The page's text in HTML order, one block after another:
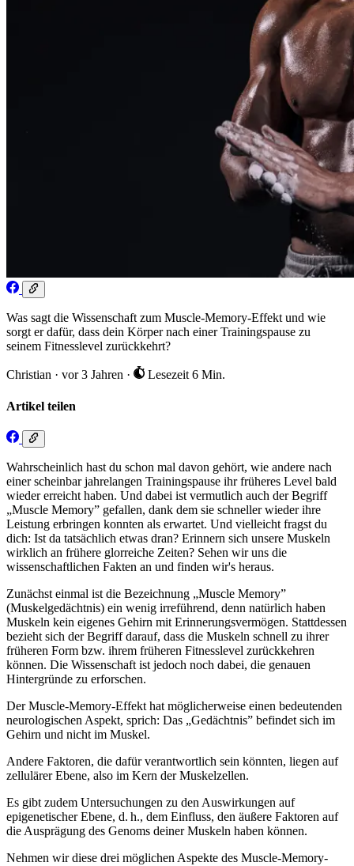
Was sagt die Wissenschaft zum Muscle-Memory-Effekt und wie
sorgt er dafür, dass dein Körper nach einer Trainingspause zu
seinem Fitnesslevel zurückkehrt?
Christian · vor 3 Jahren · Lesezeit 6 Min.
Artikel teilen
Wahrscheinlich hast du schon mal davon gehört, wie andere nach
einer scheinbar jahrelangen Trainingspause ihr früheres Level bald
wieder erreicht haben. Und dabei ist vermutlich auch der Begriff
„Muscle Memory” gefallen, dank dem sie schneller wieder ihre
Leistung erbringen konnten als erwartet. Und vielleicht fragst du
dich: Ist da tatsächlich etwas dran? Erinnern sich unsere Muskeln
wirklich an frühere glorreiche Zeiten? Sehen wir uns die
wissenschaftlichen Fakten an und finden wir's heraus.
Zunächst einmal ist die Bezeichnung „Muscle Memory”
(Muskelgedächtnis) ein wenig irreführend, denn natürlich haben
Muskeln kein eigenes Gehirn mit Erinnerungsvermögen. Stattdessen
bezieht sich der Begriff darauf, dass die Muskeln schnell zu ihrer
früheren Form bzw. ihrem früheren Fitnesslevel zurückkehren
können. Die Wissenschaft ist jedoch noch dabei, die genauen
Hintergründe zu erforschen.
Der Muscle-Memory-Effekt hat möglicherweise einen bedeutenden
neurologischen Aspekt, sprich: Das „Gedächtnis” befindet sich im
Gehirn und nicht im Muskel.
Andere Faktoren, die dafür verantwortlich sein könnten, liegen auf
zellulärer Ebene, also im Kern der Muskelzellen.
Es gibt zudem Untersuchungen zu den Auswirkungen auf
epigenetischer Ebene, d. h., dem Einfluss, den äußere Faktoren auf
die Ausprägung des Genoms deiner Muskeln haben können.
Nehmen wir diese drei möglichen Aspekte des Muscle-Memory-